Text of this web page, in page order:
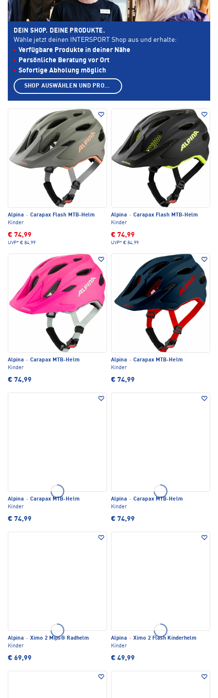
Alpina · Carapax Flash MTB-Helm
Kinder
€ 74,99
UVP* € 84,99
Alpina · Carapax Flash MTB-Helm
Kinder
€ 74,99
UVP* € 84,99
Alpina · Carapax MTB-Helm
Kinder
€ 74,99
Alpina · Carapax MTB-Helm
Kinder
€ 74,99
Alpina · Carapax MTB-Helm
Kinder
€ 74,99
Alpina · Carapax MTB-Helm
Kinder
€ 74,99
Alpina · Ximo 2 Mips® Radhelm
Kinder
€ 69,99
Alpina · Ximo 2 Flash Kinderhelm
Kinder
€ 49,99
DEIN SHOP. DEINE PRODUKTE.
Wähle jetzt deinen INTERSPORT Shop aus und erhalte:
Verfügbare Produkte in deiner Nähe
Persönliche Beratung vor Ort
Sofortige Abholung möglich
SHOP AUSWÄHLEN UND PRODUKTE ANZEIGEN